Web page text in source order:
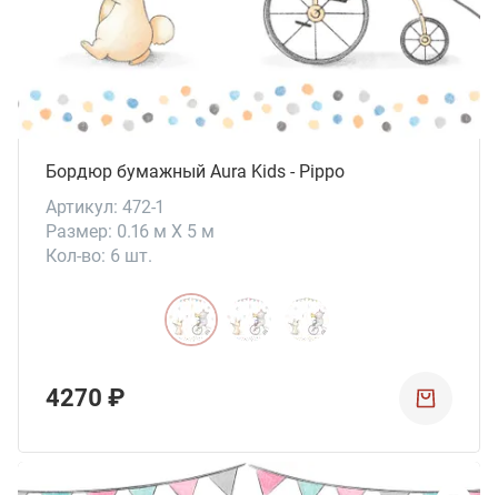
Бордюр бумажный Aura Kids - Pippo
Артикул: 472-1
Размер: 0.16 м X 5 м
Кол-во: 6 шт.
4270 ₽